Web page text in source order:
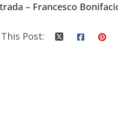
– Francesco
Post: